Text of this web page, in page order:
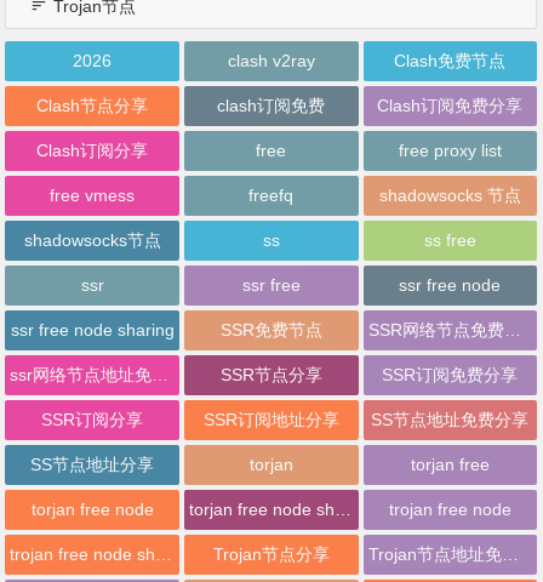
Trojan节点
2026 clash v2ray Clash免费节点
Clash节点分享 clash订阅免费 Clash订阅免费分享
Clash订阅分享 free free proxy list
free vmess freefq shadowsocks 节点
shadowsocks节点 ss ss free
ssr ssr free ssr free node
ssr free node sharing SSR免费节点 SSR网络节点免费分享
SSR节点分享 SSR订阅免费分享
SSR订阅分享 SSR订阅地址分享 SS节点地址免费分享
SS节点地址分享 torjan torjan free
torjan free node trojan free node
Trojan节点分享